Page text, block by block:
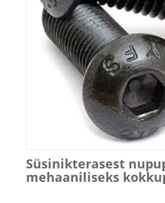
Süsinikterasest
mehaaniliseks